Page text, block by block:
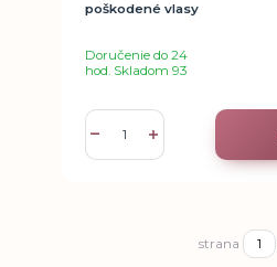
poškodené vlasy
Doručenie do 24
hod. Skladom 93
strana